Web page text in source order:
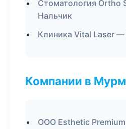
Стоматология Ortho
Нальчик
Клиника Vital Laser
Компании в
ООО Esthetic